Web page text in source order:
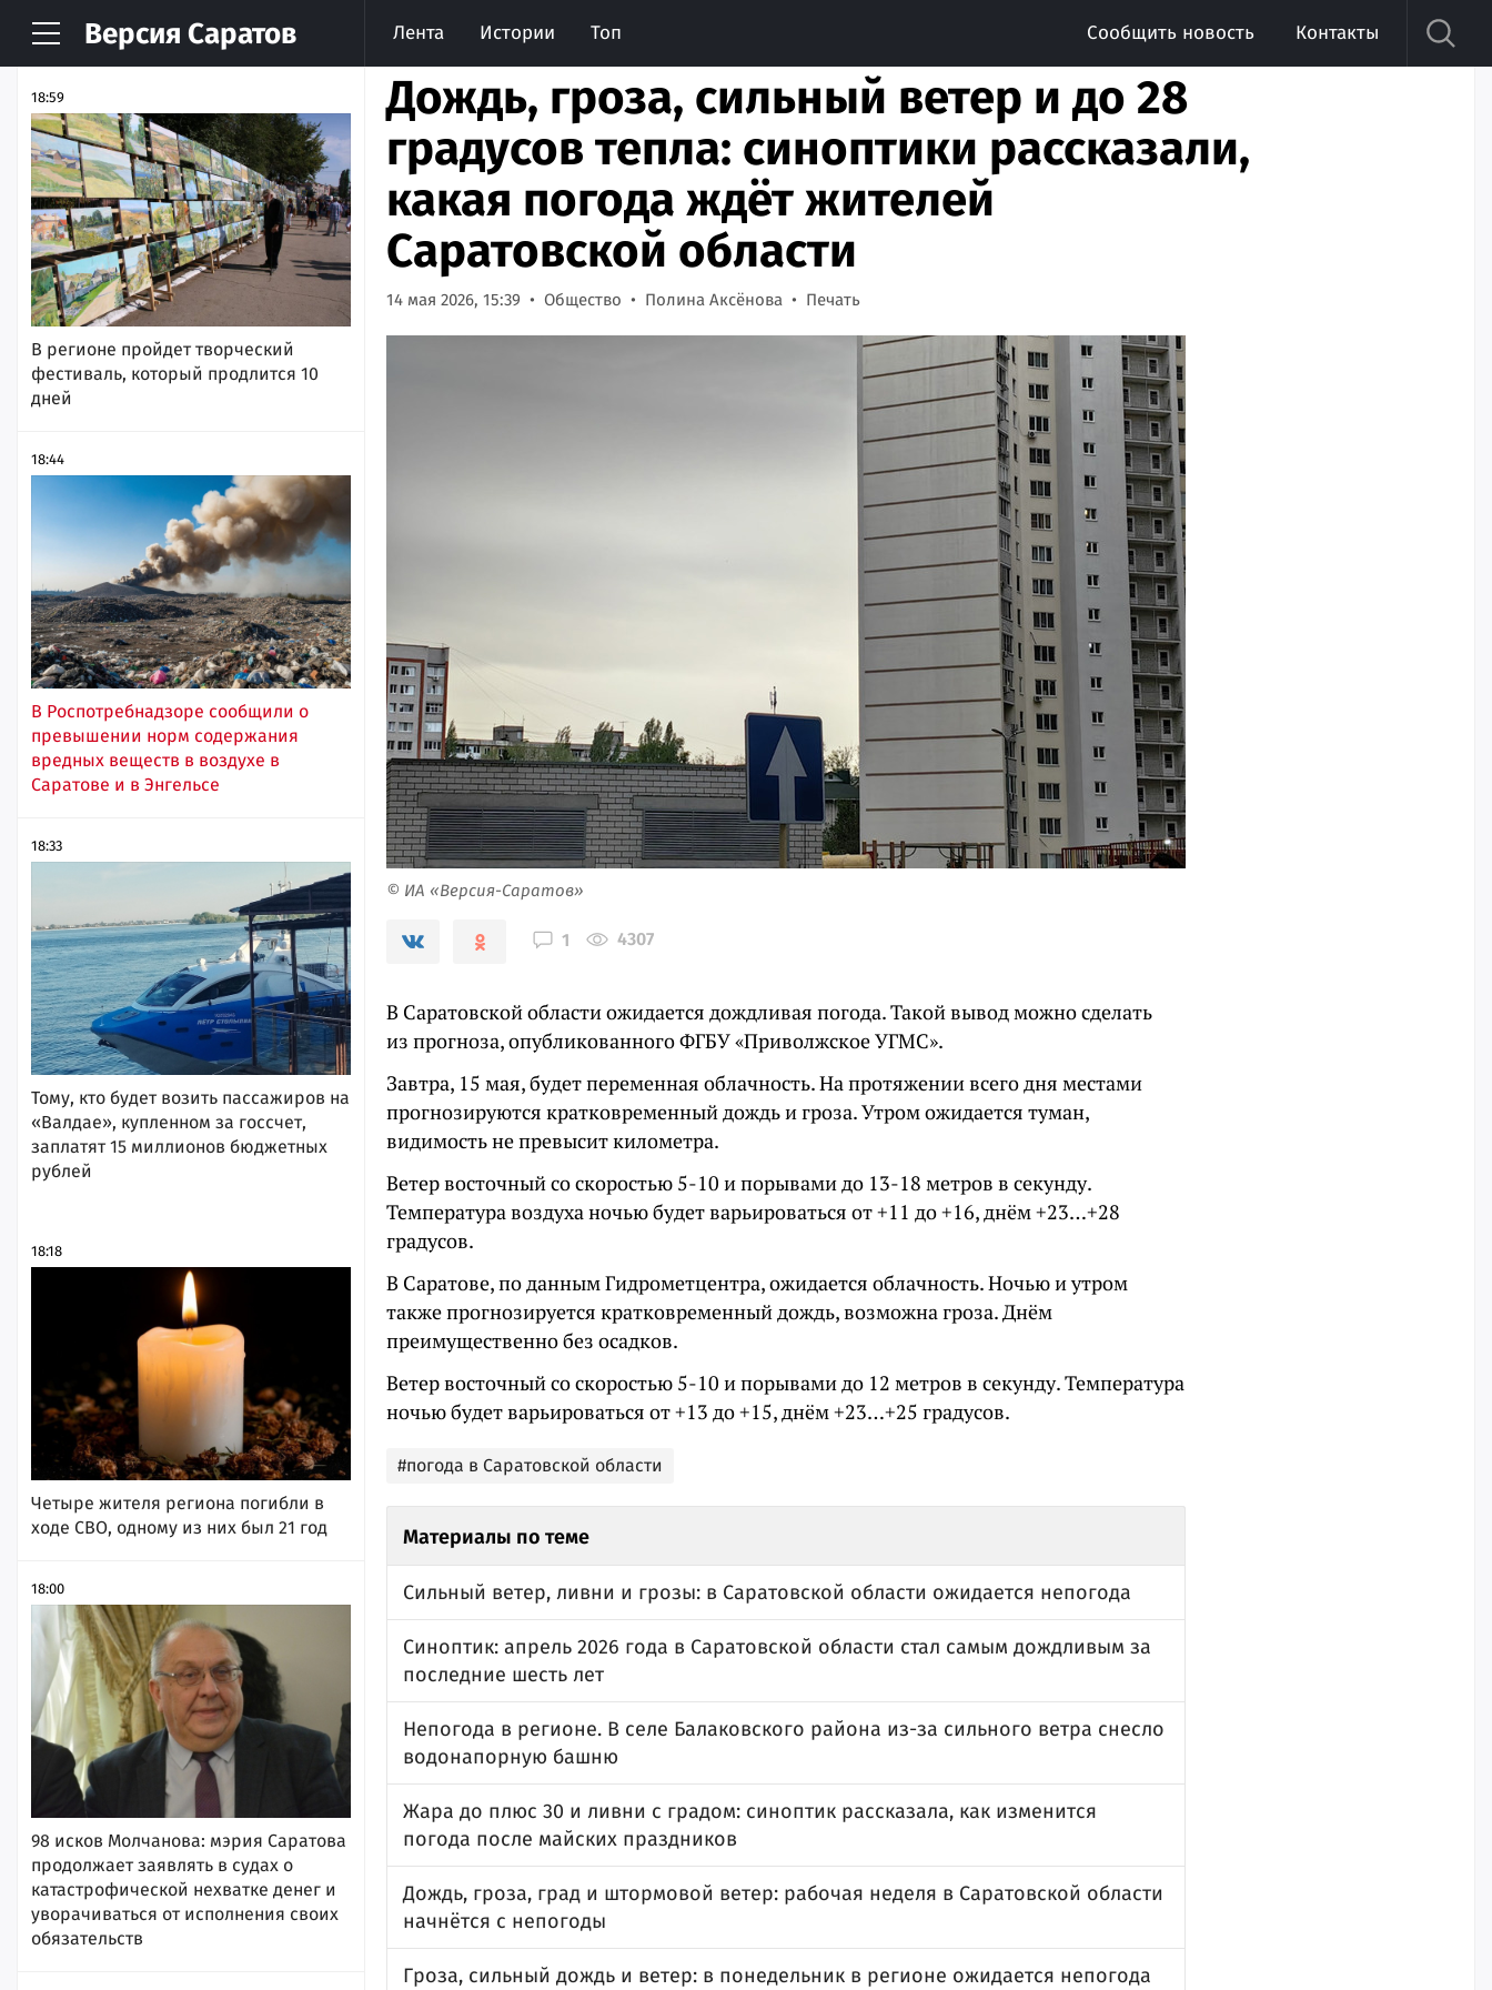
Версия Саратов Лента Истории Топ Сообщить новость Контакты
НОВОСТИ АРХИВ
18:59
В регионе пройдет творческий
фестиваль, который продлится 10
дней
18:44
В Роспотребнадзоре сообщили о
превышении норм содержания
вредных веществ в воздухе в
Саратове и в Энгельсе
18:33
Тому, кто будет возить пассажиров на
«Валдае», купленном за госсчет,
заплатят 15 миллионов бюджетных
рублей
18:18
Четыре жителя региона погибли в
ходе СВО, одному из них был 21 год
18:00
98 исков Молчанова: мэрия Саратова
продолжает заявлять в судах о
катастрофической нехватке денег и
уворачиваться от исполнения своих
обязательств
Дождь, гроза, сильный ветер и до 28
градусов тепла: синоптики рассказали,
какая погода ждёт жителей
Саратовской области
14 мая 2026, 15:39 Общество Полина Аксёнова Печать
© ИА «Версия-Саратов»
1 4307
В Саратовской области ожидается дождливая погода. Такой вывод можно сделать
из прогноза, опубликованного ФГБУ «Приволжское УГМС».
Завтра, 15 мая, будет переменная облачность. На протяжении всего дня местами
прогнозируются кратковременный дождь и гроза. Утром ожидается туман,
видимость не превысит километра.
Ветер восточный со скоростью 5-10 и порывами до 13-18 метров в секунду.
Температура воздуха ночью будет варьироваться от +11 до +16, днём +23…+28
градусов.
В Саратове, по данным Гидрометцентра, ожидается облачность. Ночью и утром
также прогнозируется кратковременный дождь, возможна гроза. Днём
преимущественно без осадков.
Ветер восточный со скоростью 5-10 и порывами до 12 метров в секунду. Температура
ночью будет варьироваться от +13 до +15, днём +23…+25 градусов.
#погода в Саратовской области
Материалы по теме
Сильный ветер, ливни и грозы: в Саратовской области ожидается непогода
Синоптик: апрель 2026 года в Саратовской области стал самым дождливым за
последние шесть лет
Непогода в регионе. В селе Балаковского района из-за сильного ветра снесло
водонапорную башню
Жара до плюс 30 и ливни с градом: синоптик рассказала, как изменится
погода после майских праздников
Дождь, гроза, град и штормовой ветер: рабочая неделя в Саратовской области
начнётся с непогоды
Гроза, сильный дождь и ветер: в понедельник в регионе ожидается непогода